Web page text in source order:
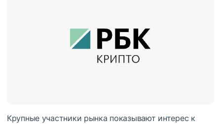
Крупные участники рынка показывают интерес к